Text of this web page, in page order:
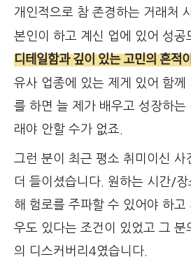
개인적으로 참 존경하는 거래처
본인이 하고 계신 업에 있어 성공
디테일함과 깊이 있는 고민의 흔적
유사 업종에 있는 제게 있어 함께
를 하면 늘 제가 배우고 성장하는
래야 안할 수가 없죠.
그런 분이 최근 평소 취미이신 사
더 들이셨습니다. 원하는 시간/장
해 험로를 주파할 수 있어야 하고
우도 있다는 조건이 있었고 그 분
의 디스커버리4였습니다.